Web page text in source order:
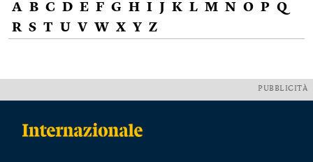
A B C D E F G H I J K L M N O P Q
R S T U V W X Y Z
PUBBLICITÀ